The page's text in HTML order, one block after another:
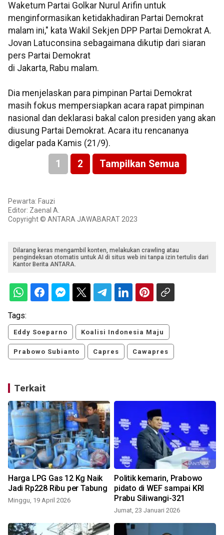
Waketum Partai Golkar Nurul Arifin untuk
menginformasikan ketidakhadiran Partai Demokrat
malam ini," kata Wakil Sekjen DPP Partai Demokrat A.
Jovan Latuconsina sebagaimana dikutip dari siaran
pers Partai Demokrat
di Jakarta, Rabu malam.
Dia menjelaskan para pimpinan Partai Demokrat
masih fokus mempersiapkan acara rapat pimpinan
nasional dan deklarasi bakal calon presiden yang akan
diusung Partai Demokrat. Acara itu rencananya
digelar pada Kamis (21/9).
1 2 Tampilkan Semua
Pewarta: Fauzi
Editor: Zaenal A.
Copyright © ANTARA JAWABARAT 2023
Dilarang keras mengambil konten, melakukan crawling atau
pengindeksan otomatis untuk AI di situs web ini tanpa izin tertulis dari
Kantor Berita ANTARA.
Tags:
Eddy Soeparno Koalisi Indonesia Maju
Prabowo Subianto Capres Cawapres
Terkait
Harga LPG Gas 12 Kg Naik
Jadi Rp228 Ribu per Tabung
Minggu, 19 April 2026
Politik kemarin, Prabowo
pidato di WEF sampai KRI
Prabu Siliwangi-321
Jumat, 23 Januari 2026